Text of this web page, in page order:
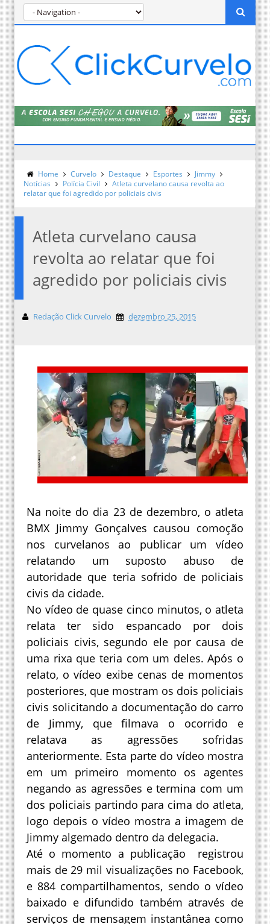
Home Curvelo Destaque Esportes
Jimmy
Notícias
Polícia Civil
Atleta curvelano causa revolta ao
relatar que foi agredido por policiais civis
Atleta curvelano causa
revolta ao relatar que foi
agredido por policiais civis
Redação Click Curvelo dezembro 25, 2015
Na noite do dia 23 de dezembro, o atleta
BMX Jimmy Gonçalves causou comoção
nos curvelanos ao publicar um vídeo
relatando um suposto abuso de
autoridade que teria sofrido de policiais
civis da cidade.
No vídeo de quase cinco minutos, o atleta
relata ter sido espancado por dois
policiais civis, segundo ele por causa de
uma rixa que teria com um deles. Após o
relato, o vídeo exibe cenas de momentos
posteriores, que mostram os dois policiais
civis solicitando a documentação do carro
de Jimmy, que filmava o ocorrido e
relatava as agressões sofridas
anteriormente. Esta parte do vídeo mostra
em um primeiro momento os agentes
negando as agressões e termina com um
dos policiais partindo para cima do atleta,
logo depois o vídeo mostra a imagem de
Jimmy algemado dentro da delegacia.
Até o momento a publicação registrou
mais de 29 mil visualizações no Facebook,
e 884 compartilhamentos, sendo o vídeo
baixado e difundido também através de
serviços de mensagem instantânea como